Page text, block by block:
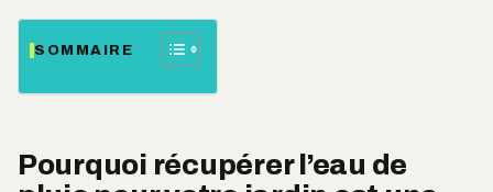
SOMMAIRE
Pourquoi récupérer l’eau de